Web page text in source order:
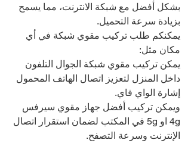
بشكل أفضل مع شبكة الانترنت، مما يسمح
بزيادة سرعة التحميل.
يمكنكم طلب تركيب مقوي شبكة في أي
مكان مثل:
يمكن تركيب مقوي شبكة الجوال التلفون
داخل المنزل لتعزيز اتصال الهاتف المحمول
إشارة الواي فاي.
ويمكن تركيب أفضل جهاز مقوي سيرفس
4g او 5g في المكتب لضمان استقرار اتصال
الإنترنت وسرعة التصفح.